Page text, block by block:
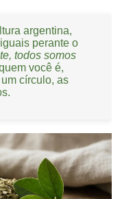
argentina,
perante o
todos somos
você é,
círculo, as